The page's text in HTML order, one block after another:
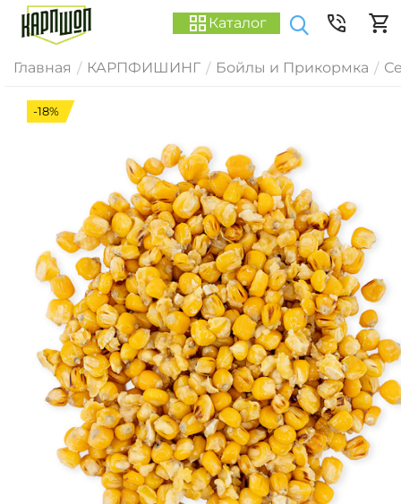
Каталог
Главная / КАРПФИШИНГ / Бойлы и Прикормка /
-18%